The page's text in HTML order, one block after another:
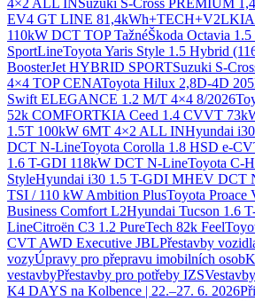
4×2 ALL INSuzuki S-Cross PREMIUM
EV4 GT LINE 81,4kWh+TECH+V2LKIA
110kW DCT TOP TažnéŠkoda Octavia
SportLineToyota Yaris Style 1.5 Hybrid
BoosterJet HYBRID SPORTSuzuki S-
4×4 TOP CENAToyota Hilux 2,8D-4D
Swift ELEGANCE 1.2 M/T 4×4 8/2026
52k COMFORTKIA Ceed 1.4 CVVT
1.5T 100kW 6MT 4×2 ALL INHyundai
DCT N-LineToyota Corolla 1.8 HSD e-
1.6 T-GDI 118kW DCT N-LineToyota C-
StyleHyundai i30 1.5 T-GDI MHEV DCT
TSI / 110 kW Ambition PlusToyota Proace
Business Comfort L2Hyundai Tucson 1.6
LineCitroën C3 1.2 PureTech 82k Feel
CVT AWD Executive JBLPřestavby
vozyÚpravy pro přepravu imobilních osob
vestavbyPřestavby pro potřeby IZS
K4 DAYS na Kolbence | 22.–27. 6. 2026